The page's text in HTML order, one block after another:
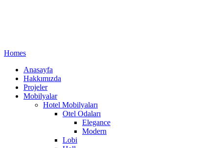
Homes
Anasayfa
Hakkımızda
Projeler
Mobilyalar
Hotel Mobilyaları
Otel Odaları
Elegance
Modern
Lobi